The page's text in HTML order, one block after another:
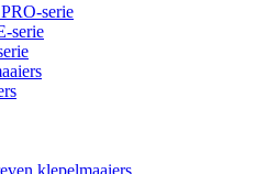
serie
serie
klepelmaaiers